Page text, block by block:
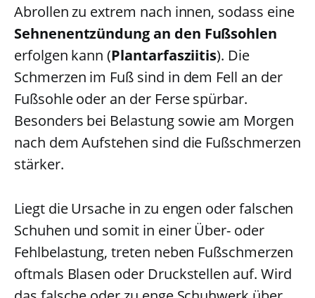
Abrollen zu extrem nach innen, sodass eine
Sehnenentzündung an den Fußsohlen
erfolgen kann (Plantarfasziitis). Die
Schmerzen im Fuß sind in dem Fell an der
Fußsohle oder an der Ferse spürbar.
Besonders bei Belastung sowie am Morgen
nach dem Aufstehen sind die Fußschmerzen
stärker.
Liegt die Ursache in zu engen oder falschen
Schuhen und somit in einer Über- oder
Fehlbelastung, treten neben Fußschmerzen
oftmals Blasen oder Druckstellen auf. Wird